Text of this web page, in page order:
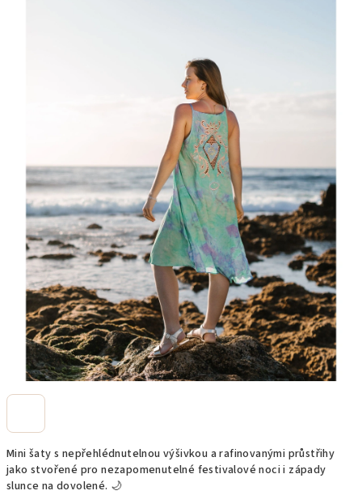
Mini šaty s nepřehlédnutelnou výšivkou a rafinovanými průstřihy
jako stvořené pro nezapomenutelné festivalové noci i západy
slunce na dovolené. 🌙